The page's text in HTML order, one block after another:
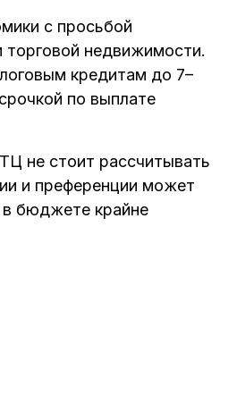
с просьбой
недвижимости.
кредитам до 7–
по выплате
не стоит рассчитывать
и преференции может
в бюджете крайне